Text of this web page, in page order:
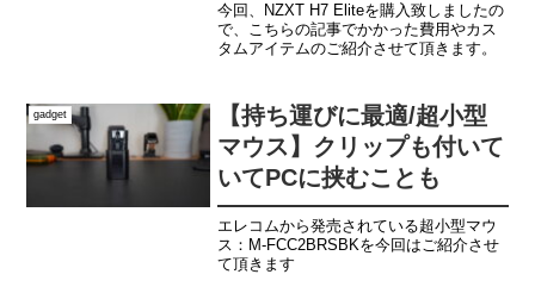
今回、NZXT H7 Eliteを購入致しましたの
で、こちらの記事でかかった費用やカス
タムアイテムのご紹介させて頂きます。
gadget
【持ち運びに最適/超小型
マウス】クリップも付いて
いてPCに挟むことも
エレコムから発売されている超小型マウ
ス：M-FCC2BRSBKを今回はご紹介させ
て頂きます